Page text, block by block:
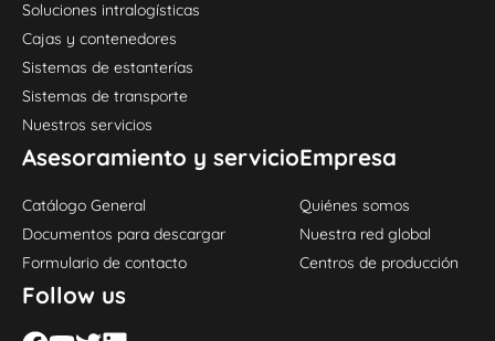
Soluciones intralogísticas
Cajas y contenedores
Sistemas de estanterías
Sistemas de transporte
Nuestros servicios
Asesoramiento y servicio
Catálogo General
Documentos para descargar
Formulario de contacto
Empresa
Quiénes somos
Nuestra red global
Centros de producción
Follow us